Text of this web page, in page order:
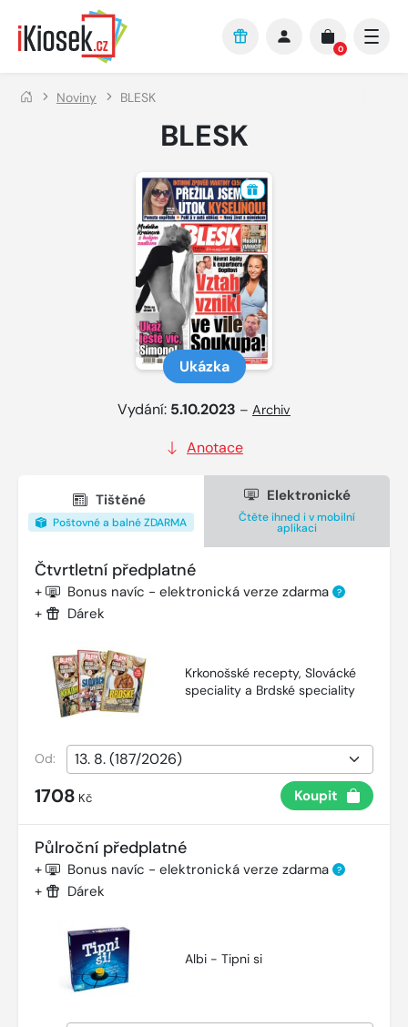
Přejít na hlavní obsah
0
Noviny BLESK
BLESK
Ukázka
Vydání: 5.10.2023 – Archiv
Anotace
Tištěné
Poštovné a balné ZDARMA
Elektronické
Čtěte ihned i v mobilní
aplikaci
Čtvrtletní předplatné
+ Bonus navíc - elektronická verze zdarma ?
+ Dárek
Krkonošské recepty, Slovácké
speciality a Brdské speciality
Od:
1708 Kč Koupit
Půlroční předplatné
+ Bonus navíc - elektronická verze zdarma ?
+ Dárek
Albi - Tipni si